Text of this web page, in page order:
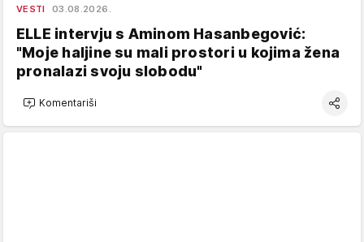
VESTI 03.08.2026.
ELLE intervju s Aminom Hasanbegović:
"Moje haljine su mali prostori u kojima žena
pronalazi svoju slobodu"
Komentariši